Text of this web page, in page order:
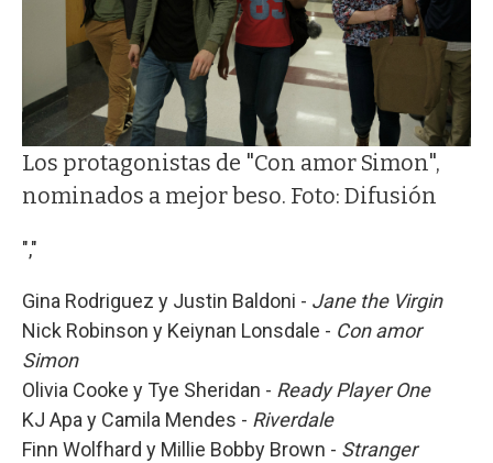
Los protagonistas de "Con amor Simon",
nominados a mejor beso. Foto: Difusión
","
Gina Rodriguez y Justin Baldoni - Jane the Virgin
Nick Robinson y Keiynan Lonsdale - Con amor
Simon
Olivia Cooke y Tye Sheridan - Ready Player One
KJ Apa y Camila Mendes - Riverdale
Finn Wolfhard y Millie Bobby Brown - Stranger